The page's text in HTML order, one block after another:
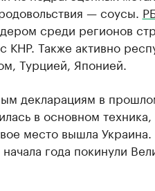
— соусы.
среди регионов
КНР. Также активно
Турцией, Японией.
декларациям в
в основном
место вышла
начала года покинули